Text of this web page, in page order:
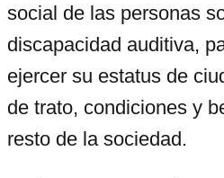
social de las personas
discapacidad auditiva,
ejercer su estatus de
de trato, condiciones y
resto de la sociedad.